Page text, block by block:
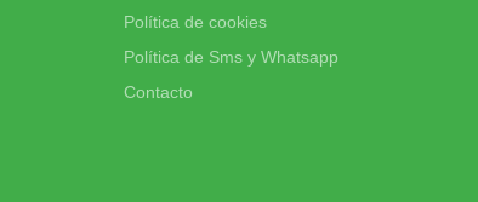
Política de cookies
Política de Sms y Whatsapp
Contacto